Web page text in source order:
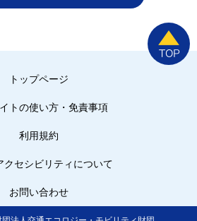
トップページ
トの使い方・免責事項
利用規約
クセシビリティについて
お問い合わせ